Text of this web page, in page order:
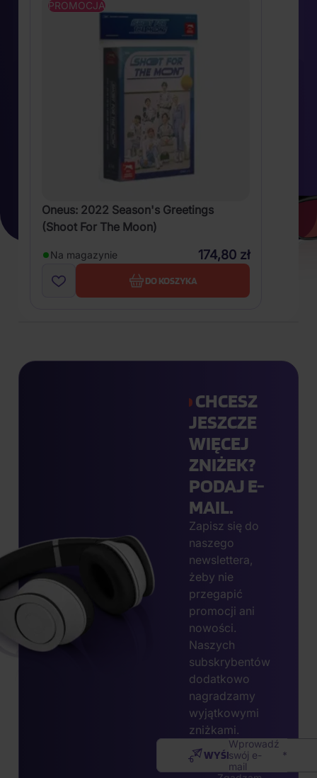
PROMOCJA
Oneus: 2022 Season's Greetings
(Shoot For The Moon)
Na magazynie 174,80 zł
DO KOSZYKA
CHCESZ
JESZCZE
WIĘCEJ
ZNIŻEK?
PODAJ E-
MAIL.
Zapisz się do
naszego
newslettera,
żeby nie
przegapić
promocji ani
nowości.
Naszych
subskrybentów
dodatkowo
nagradzamy
wyjątkowymi
zniżkami.
Wprowadź
swój e-
mail
WYŚLIJ